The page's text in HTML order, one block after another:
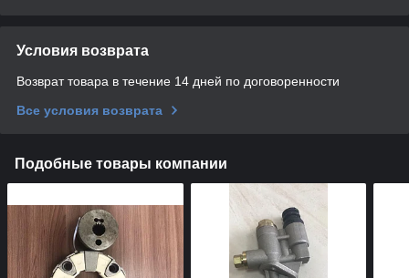
Условия возврата
Возврат товара в течение 14 дней по договоренности
Все условия возврата
Подобные товары компании